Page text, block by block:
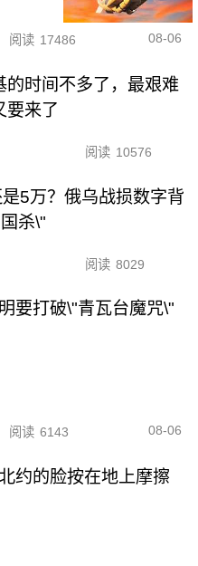
阅读 17486 08-06
的时间不多了，最艰难
要来了
阅读 10576
5万？俄乌战损数字背
杀\"
阅读 8029
要打破\"青瓦台魔咒\"
阅读 6143 08-06
约的脸按在地上摩擦